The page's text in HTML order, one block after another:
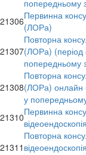
попередньому
21306Первинна
(ЛОРа)
21307
Повторна
(ЛОРа) (період
попередньому
21308
Повторна
(ЛОРа) онлайн
у
21310Первинна
відеоендоскопія
21311
Повторна